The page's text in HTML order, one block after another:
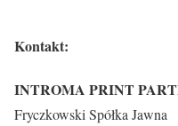
Kontakt:
INTROMA PRINT
Fryczkowski Spółka Jawna